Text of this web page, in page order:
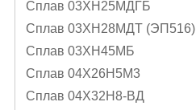
Сплав 03ХН25МДГБ
Сплав 03ХН28МДТ (ЭП516)
Сплав 03ХН45МБ
Сплав 04Х26Н5М3
Сплав 04Х32Н8-ВД